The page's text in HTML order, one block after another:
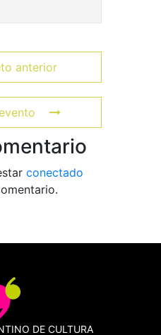
anterior
conectado
DE CULTURA